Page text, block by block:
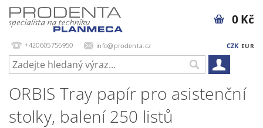
+420605756950 info@prodenta.cz CZK EUR
0 Kč
ORBIS Tray papír pro asistenční
stolky, balení 250 listů